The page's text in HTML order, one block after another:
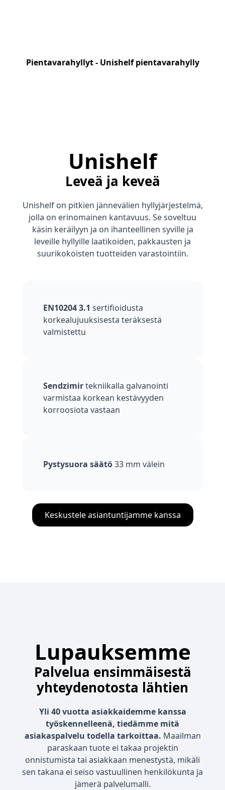
Pientavarahyllyt - Unishelf pientavarahylly
Unishelf
Leveä ja keveä
Unishelf on pitkien jännevälien hyllyjärjestelmä,
jolla on erinomainen kantavuus. Se soveltuu
käsin keräilyyn ja on ihanteellinen syville ja
leveille hyllyille laatikoiden, pakkausten ja
suurikokoisten tuotteiden varastointiin.
EN10204 3.1 sertifioidusta
korkealujuuksisesta teräksestä
valmistettu
Sendzimirtekniikalla galvanointi
varmistaa korkean kestävyyden
korroosiota vastaan
Pystysuora säätö33 mm välein
Keskustele asiantuntijamme kanssa
Lupauksemme
Palvelua ensimmäisestä
yhteydenotosta lähtien
Yli 40 vuotta asiakkaidemme kanssa
työskennelleenä, tiedämme mitä
asiakaspalvelu todella tarkoittaa. Maailman
paraskaan tuote ei takaa projektin
onnistumista tai asiakkaan menestystä, mikäli
sen takana ei seiso vastuullinen henkilökunta ja
jämerä palvelumalli.